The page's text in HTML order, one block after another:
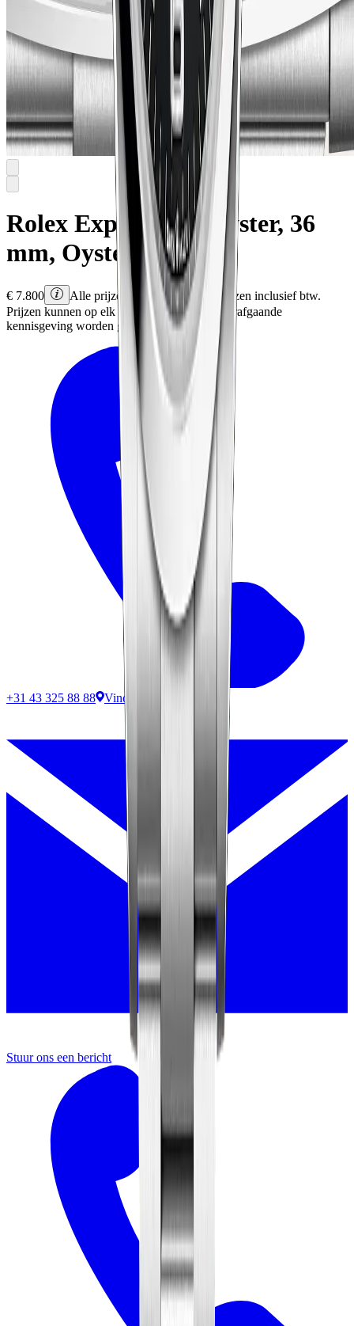
Rolex Explorer 36 Oyster, 36
mm, Oystersteel
€ 7.800
Alle prijzen zijn Rolex adviesprijzen inclusief btw.
Prijzen kunnen op elk moment en zonder voorafgaande
kennisgeving worden gewijzigd.
+31 43 325 88 88 Vind ons
Stuur ons een bericht